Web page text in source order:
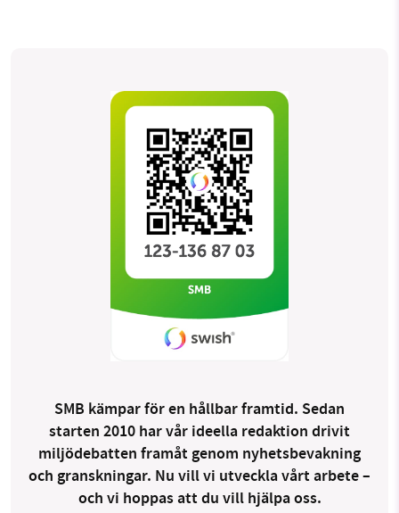
SMB kämpar för en hållbar framtid. Sedan
starten 2010 har vår ideella redaktion drivit
miljödebatten framåt genom nyhetsbevakning
och granskningar. Nu vill vi utveckla vårt arbete –
och vi hoppas att du vill hjälpa oss.